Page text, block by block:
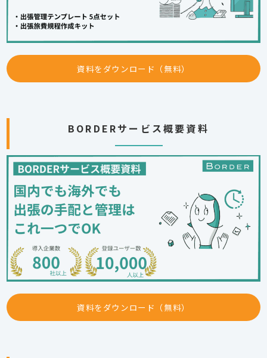
資料をダウンロード（無料）
BORDERサービス概要資料
資料をダウンロード（無料）